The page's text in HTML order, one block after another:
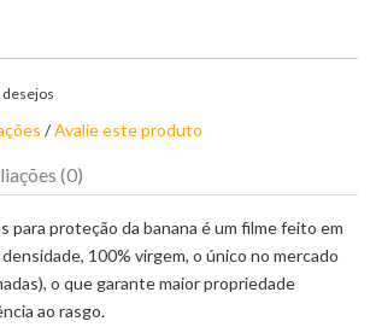
desejos
/Avalie este produto
(0)
para proteção da banana é um filme feito em
100% virgem, o único no mercado
o que garante maior propriedade
ao rasgo.